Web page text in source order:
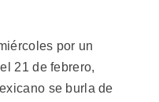
por un
21 de febrero,
se burla de